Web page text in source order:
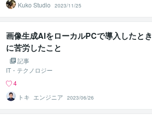
Kuko Studio
2023/11/25
画像生成AIをローカルPCで導入したとき
に苦労したこと
記事
IT・テクノロジー
4
トキ_エンジニア
2023/06/26